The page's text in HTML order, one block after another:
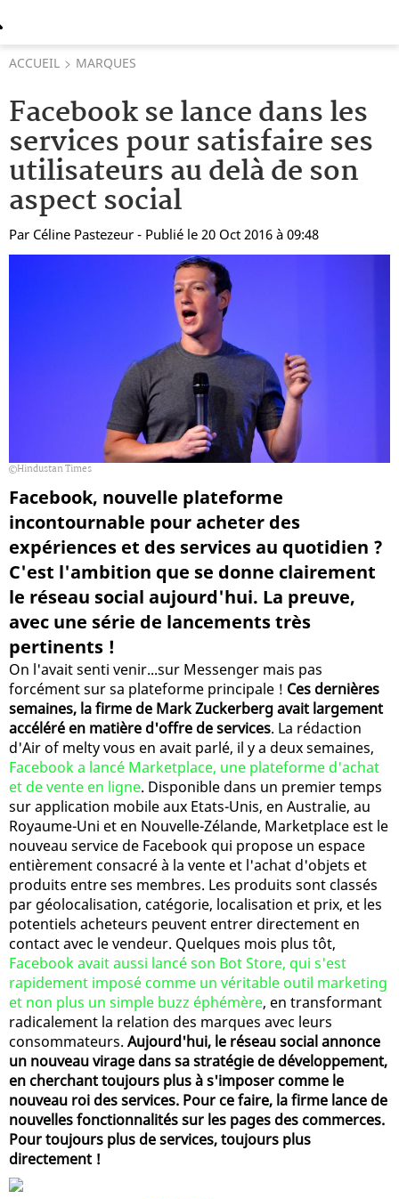
ACCUEIL MARQUES
Facebook se lance dans les
services pour satisfaire ses
utilisateurs au delà de son
aspect social
Par Céline Pastezeur - Publié le 20 Oct 2016 à 09:48
Hindustan Times
Facebook, nouvelle plateforme
incontournable pour acheter des
expériences et des services au quotidien ?
C'est l'ambition que se donne clairement
le réseau social aujourd'hui. La preuve,
avec une série de lancements très
pertinents !
On l'avait senti venir...sur Messenger mais pas
forcément sur sa plateforme principale ! Ces dernières
semaines, la firme de Mark Zuckerberg avait largement
accéléré en matière d'offre de services. La rédaction
d'Air of melty vous en avait parlé, il y a deux semaines,
Facebook a lancé Marketplace, une plateforme d'achat
et de vente en ligne. Disponible dans un premier temps
sur application mobile aux Etats-Unis, en Australie, au
Royaume-Uni et en Nouvelle-Zélande, Marketplace est le
nouveau service de Facebook qui propose un espace
entièrement consacré à la vente et l'achat d'objets et
produits entre ses membres. Les produits sont classés
par géolocalisation, catégorie, localisation et prix, et les
potentiels acheteurs peuvent entrer directement en
contact avec le vendeur. Quelques mois plus tôt,
Facebook avait aussi lancé son Bot Store, qui s'est
rapidement imposé comme un véritable outil marketing
et non plus un simple buzz éphémère, en transformant
radicalement la relation des marques avec leurs
consommateurs. Aujourd'hui, le réseau social annonce
un nouveau virage dans sa stratégie de développement,
en cherchant toujours plus à s'imposer comme le
nouveau roi des services. Pour ce faire, la firme lance de
nouvelles fonctionnalités sur les pages des commerces.
Pour toujours plus de services, toujours plus
directement !